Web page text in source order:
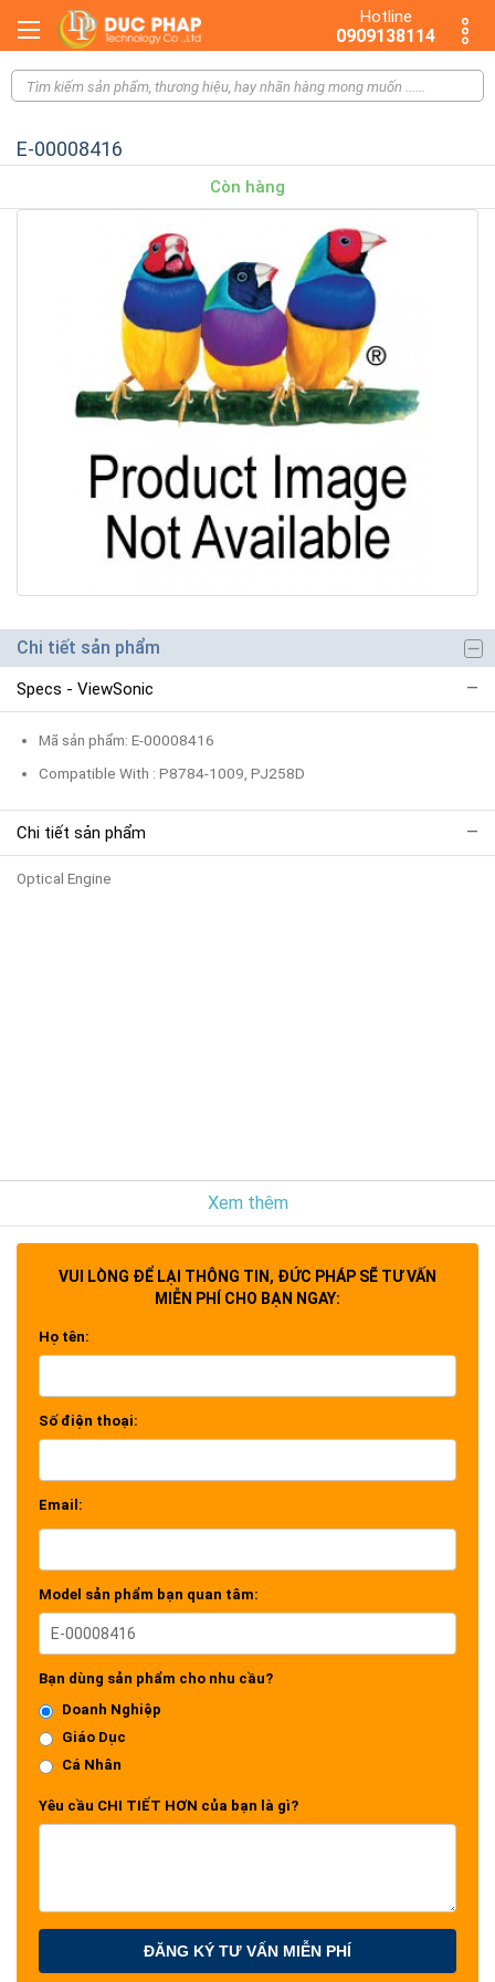
Hotline
0909138114
E-00008416
Còn hàng
Chi tiết sản phẩm
Specs - ViewSonic
Mã sản phẩm: E-00008416
Compatible With : P8784-1009, PJ258D
Chi tiết sản phẩm
Optical Engine
Xem thêm
VUI LÒNG ĐỂ LẠI THÔNG TIN, ĐỨC PHÁP SẼ TƯ VẤN
MIỄN PHÍ CHO BẠN NGAY:
Họ tên:
Số điện thoại:
Email:
Model sản phẩm bạn quan tâm:
Bạn dùng sản phẩm cho nhu cầu?
Doanh Nghiệp
Giáo Dục
Cá Nhân
Yêu cầu CHI TIẾT HƠN của bạn là gì?
ĐĂNG KÝ TƯ VẤN MIỄN PHÍ